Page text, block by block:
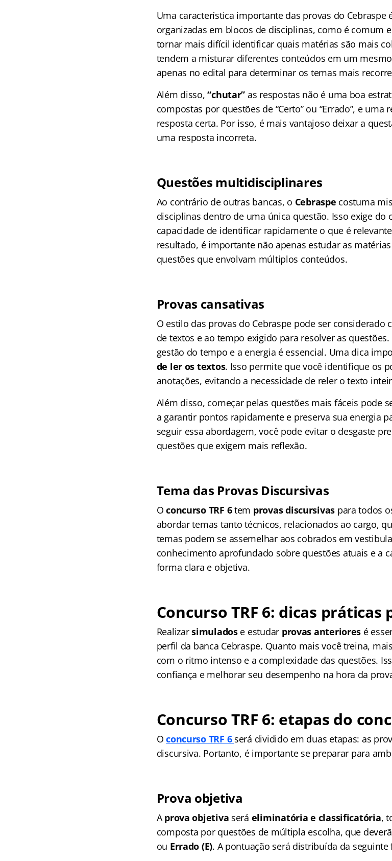
Uma característica importante das provas do Cebraspe
organizadas em blocos de disciplinas, como é comum
tornar mais difícil identificar quais matérias são mais
tendem a misturar diferentes conteúdos em um
apenas no edital para determinar os temas mais
Além disso,“chutar” as respostas não é uma boa
compostas por questões de “Certo” ou “Errado”, e
resposta certa. Por isso, é mais vantajoso deixar a
uma resposta incorreta.
Questões multidisciplinares
Ao contrário de outras bancas, o Cebraspe costuma
disciplinas dentro de uma única questão. Isso exige do
capacidade de identificar rapidamente o que é
resultado, é importante não apenas estudar as
questões que envolvam múltiplos conteúdos.
Provas cansativas
O estilo das provas do Cebraspe pode ser considerado
de textos e ao tempo exigido para resolver as
gestão do tempo e a energia é essencial. Uma dica
de ler os textos. Isso permite que você identifique os
anotações, evitando a necessidade de reler o texto
Além disso, começar pelas questões mais fáceis pode
a garantir pontos rapidamente e preserva sua energia
seguir essa abordagem, você pode evitar o desgaste
questões que exigem mais reflexão.
Tema das Provas Discursivas
Oconcurso TRF 6tem provas discursivas para todos
abordar temas tanto técnicos, relacionados ao cargo,
temas podem se assemelhar aos cobrados em
conhecimento aprofundado sobre questões atuais e a
forma clara e objetiva.
Concurso TRF 6: dicas
Realizarsimuladose estudar provas anteriores é
perfil da banca Cebraspe. Quanto mais você treina,
com o ritmo intenso e a complexidade das questões.
confiança e melhorar seu desempenho na hora da
Concurso TRF 6: etapas do
Oconcurso TRF 6 será dividido em duas etapas: as
discursiva. Portanto, é importante se preparar para
Prova objetiva
A prova objetiva será eliminatória e classificatória,
composta por questões de múltipla escolha, que
ou Errado (E). A pontuação será distribuída da seguinte